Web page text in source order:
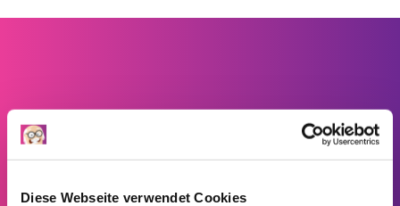
Diese Webseite verwendet Cookies
Seitenfuss
VERTRAUEN IST TCHAMBA-
SACHE